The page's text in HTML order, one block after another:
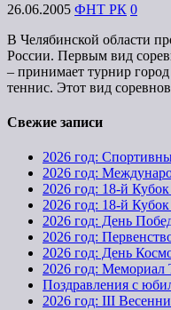
26.06.2005 ФНТ РК 0
В Челябинской области
России. Первым вид
– принимает турнир
теннис. Этот вид
Свежие записи
2026 год:
2026 год:
2026 год: 18-й
2026 год: 18-й
2026 год: День
2026 год:
2026 год: День
2026 год: Мемориал
Поздравления с
2026 год: III